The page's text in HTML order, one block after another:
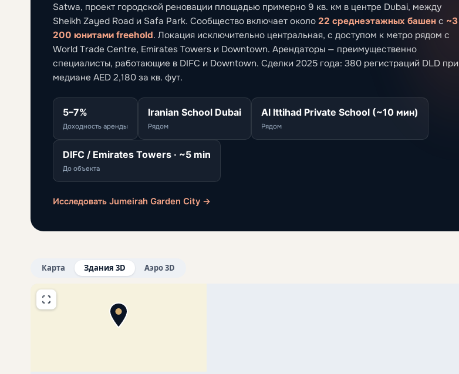
Satwa, проект городской реновации площадью примерно 9 кв. км в центре Dubai, между
Sheikh Zayed Road и Safa Park. Сообщество включает около 22 среднеэтажных башен с ~3
200 юнитами freehold. Локация исключительно центральная, с доступом к метро рядом с
World Trade Centre, Emirates Towers и Downtown. Арендаторы — преимущественно
специалисты, работающие в DIFC и Downtown. Сделки 2025 года: 380 регистраций DLD при
медиане AED 2,180 за кв. фут.
5–7%
Доходность аренды
Iranian School Dubai
Рядом
Al Ittihad Private School (~10 мин)
Рядом
DIFC / Emirates Towers · ~5 min
До объекта
Исследовать Jumeirah Garden City →
Карта Здания 3D Аэро 3D